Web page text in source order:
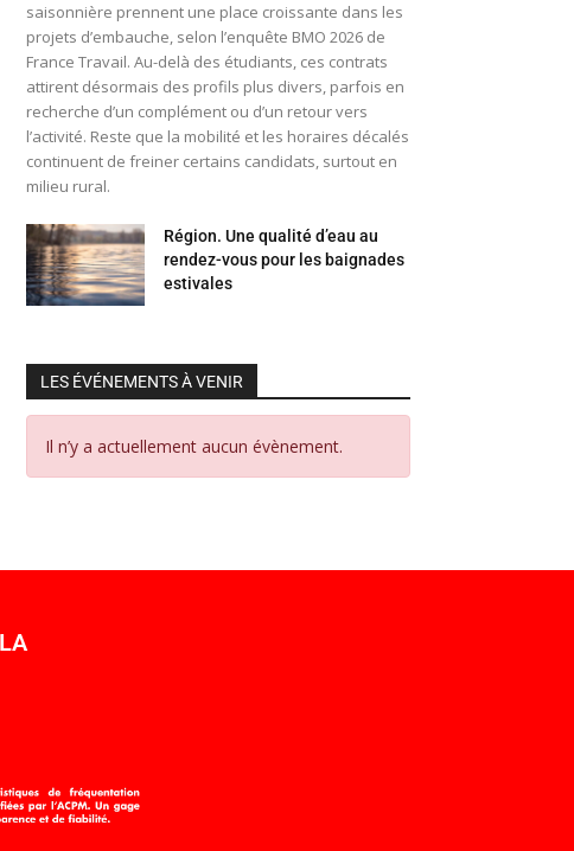
saisonnière prennent une place croissante dans les
projets d’embauche, selon l’enquête BMO 2026 de
France Travail. Au-delà des étudiants, ces contrats
attirent désormais des profils plus divers, parfois en
recherche d’un complément ou d’un retour vers
l’activité. Reste que la mobilité et les horaires décalés
continuent de freiner certains candidats, surtout en
milieu rural.
Région. Une qualité d’eau au
rendez-vous pour les baignades
estivales
LES ÉVÉNEMENTS À VENIR
Il n’y a actuellement aucun évènement.